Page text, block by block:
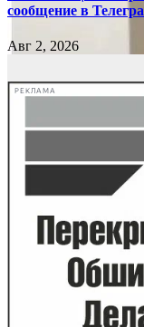
сообщение в
Авг 2, 2026
РЕКЛАМА